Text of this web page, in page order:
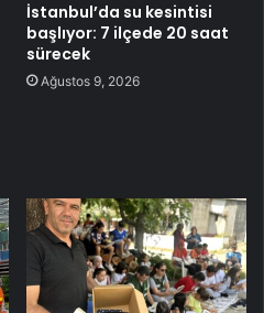
İstanbul’da su kesintisi
başlıyor: 7 ilçede 20 saat
sürecek
Ağustos 9, 2026